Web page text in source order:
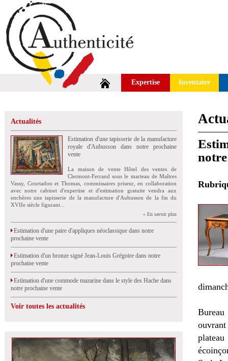
Expertise Inventaire
Actualités
Estimation d'une tapisserie de la manufacture
royale d'Aubusson dans notre prochaine
vente
La maison de vente Hôtel des ventes de
Clermont-Ferrand sous le marteau de Maîtres
Vassy, Courtadon et Thomas, commissaires priseur, en collaboration
avec notre cabinet d'expertise et d'estimation gratuite vendra aux
enchères une tapisserie de la manufacture d'Aubusson de la fin du
XVIIe siècle figurant...
» En savoir plus
Estimation d'une paire d'appliques néoclassique dans notre
prochaine vente
Estimation d'un bronze signé Jean-Louis Grégoire dans notre
prochaine vente
Estimation d'une commode mazarine dans le style des Hache dans
notre prochaine vente
Voir toutes les actualités